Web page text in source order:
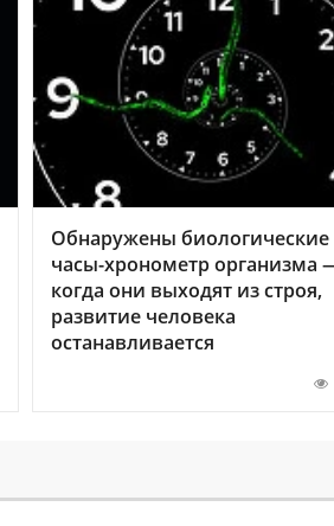
Обнаружены биологические
часы-хронометр организма
когда они выходят из строя,
развитие человека
останавливается